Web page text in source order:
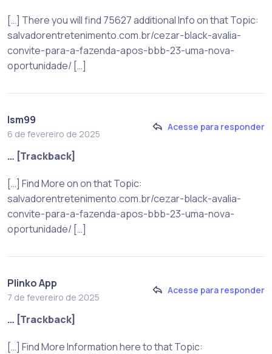
[…] There you will find 75627 additional Info on that Topic:
salvadorentretenimento.com.br/cezar-black-avalia-
convite-para-a-fazenda-apos-bbb-23-uma-nova-
oportunidade/ […]
lsm99
6 de fevereiro de 2025
Acesse para responder
… [Trackback]
[…] Find More on on that Topic:
salvadorentretenimento.com.br/cezar-black-avalia-
convite-para-a-fazenda-apos-bbb-23-uma-nova-
oportunidade/ […]
Plinko App
7 de fevereiro de 2025
Acesse para responder
… [Trackback]
[…] Find More Information here to that Topic: